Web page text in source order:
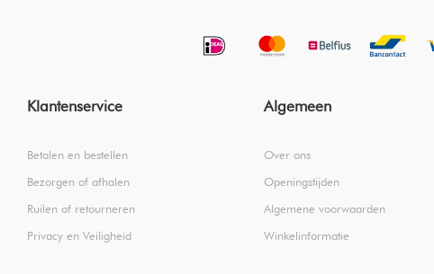
Klantenservice
Betalen en bestellen
Bezorgen of afhalen
Ruilen of retourneren
Privacy en Veiligheid
Algemeen
Over ons
Openingstijden
Algemene voorwaarden
Winkelinformatie